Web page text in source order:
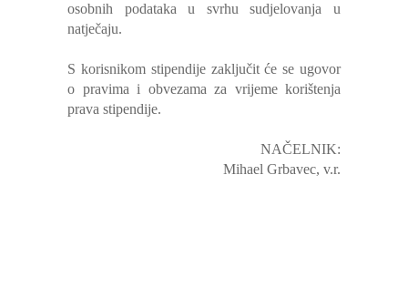
osobnih podataka u svrhu sudjelovanja u
natječaju.
S korisnikom stipendije zaključit će se ugovor
o pravima i obvezama za vrijeme korištenja
prava stipendije.
NAČELNIK:
Mihael Grbavec, v.r.